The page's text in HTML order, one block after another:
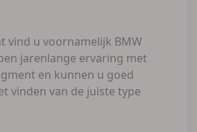
vind u voornamelijk BMW
jarenlange ervaring met
en kunnen u goed
vinden van de juiste type